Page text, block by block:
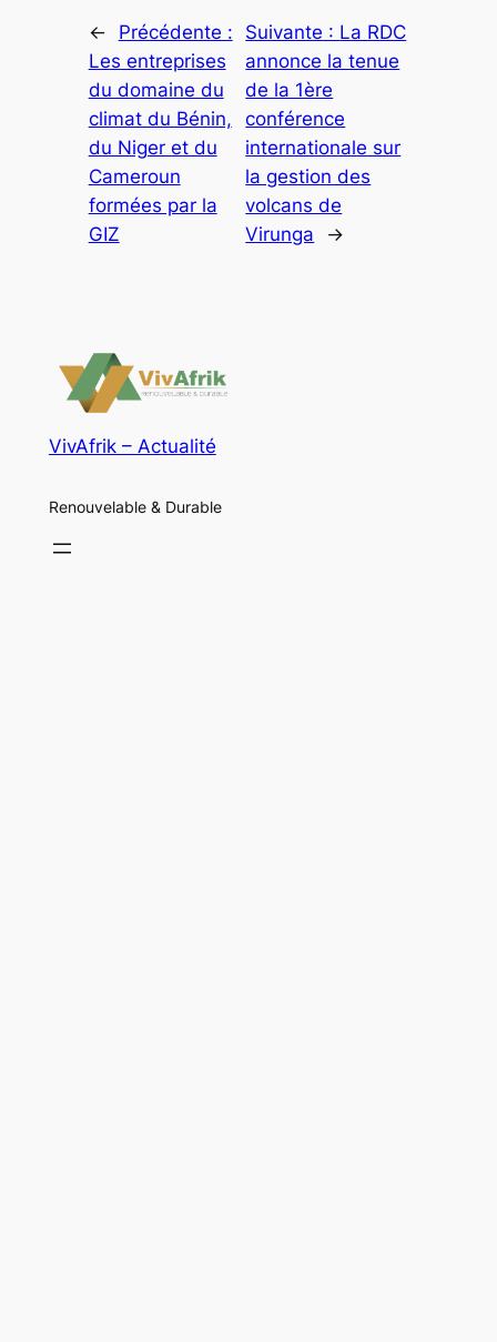
←
Précédente :
Les entreprises
du domaine du
climat du Bénin,
du Niger et du
Cameroun
formées par la
GIZ
Suivante : La RDC
annonce la tenue
de la 1ère
conférence
internationale sur
la gestion des
volcans de
Virunga
→
VivAfrik – Actualité
Renouvelable & Durable